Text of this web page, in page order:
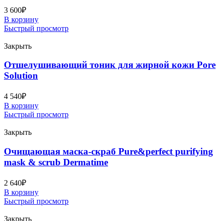
3 600₽
В корзину
Быстрый просмотр
Закрыть
Отшелушивающий тоник для жирной кожи Pore
Solution
4 540₽
В корзину
Быстрый просмотр
Закрыть
Очищающая маска-скраб Pure&perfect purifying
mask & scrub Dermatime
2 640₽
В корзину
Быстрый просмотр
Закрыть